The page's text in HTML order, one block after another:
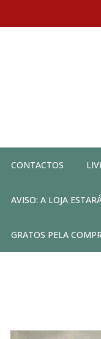
CONTACTOS
AVISO: A LOJA
GRATOS PELA